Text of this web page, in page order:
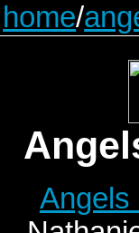
home/
Angels